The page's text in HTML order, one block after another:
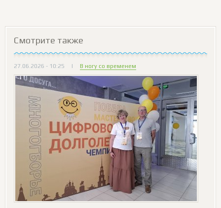
Смотрите также
27.06.2026 - 10:25 | В ногу со временем